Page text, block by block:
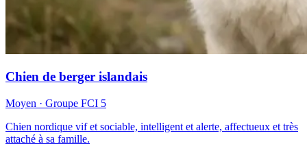
Chien de berger islandais
Moyen · Groupe FCI 5
Chien nordique vif et sociable, intelligent et alerte, affectueux et très
attaché à sa famille.